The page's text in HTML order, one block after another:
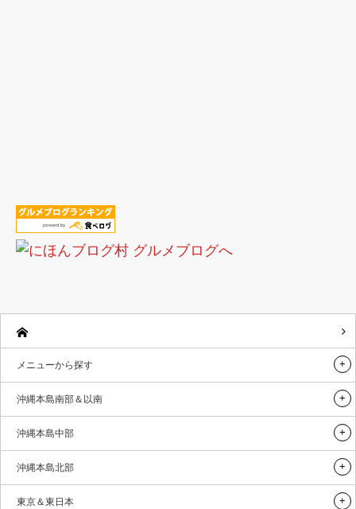
メニューから探す
沖縄本島南部＆以南
沖縄本島中部
沖縄本島北部
東京＆東日本